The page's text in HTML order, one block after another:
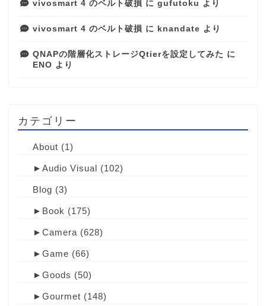
vivosmart 4 のベルト破損 に gufutoku より
vivosmart 4 のベルト破損 に knandate より
QNAPの階層化ストレージQtierを設定してみた に
ENO より
カテゴリー
About (1)
► Audio Visual (102)
Blog (3)
► Book (175)
► Camera (628)
► Game (66)
► Goods (50)
► Gourmet (148)